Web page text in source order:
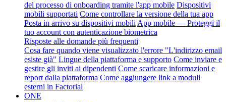
del processo di onboarding tramite l'app mobile Dispositivi
mobili supportati Come controllare la versione della tua app
Posta in arrivo su dispositivi mobili App mobile — Proteggi il
tuo account con autenticazione biometrica
Risposte alle domande più frequenti
Cosa fare quando viene visualizzato l'errore "L'indirizzo email
esiste già" Lingue della piattaforma e supporto Come inviare e
gestire gli inviti ai dipendenti Come scaricare informazioni e
report dalla piattaforma Come aggiungere link a moduli
esterni in Factorial
ONE